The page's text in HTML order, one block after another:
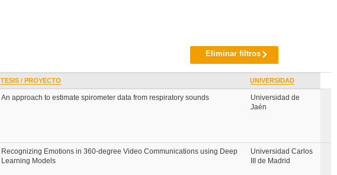
Eliminar filtros
TESIS / PROYECTO UNIVERSIDAD
An approach to estimate spirometer data from respiratory sounds
Universidad de
Jaén
Recognizing Emotions in 360-degree Video Communications using Deep
Learning Models
Universidad Carlos
III de Madrid